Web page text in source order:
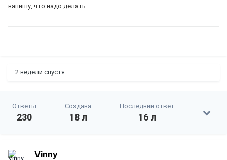
напишу, что надо делать.
2 недели спустя...
Ответы
230
Создана
18 л
Последний ответ
16 л
Vinny